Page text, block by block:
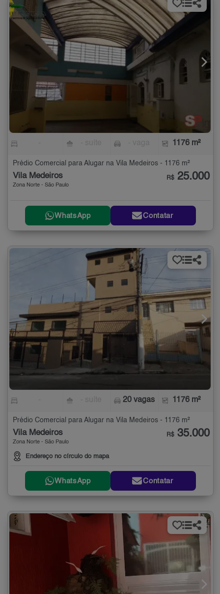
1176 m²
Prédio Comercial para Alugar na Vila Medeiros - 1176 m²
Vila Medeiros
Zona Norte - São Paulo
R$ 25.000
WhatsApp Contatar
20 vagas 1176 m²
Prédio Comercial para Alugar na Vila Medeiros - 1176 m²
Vila Medeiros
Zona Norte - São Paulo
Endereço no círculo do mapa
R$ 35.000
WhatsApp Contatar